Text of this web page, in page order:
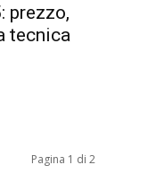
prezzo,
tecnica
Pagina 1 di 2